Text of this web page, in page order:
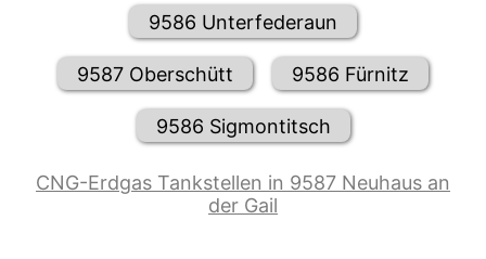
9586 Unterfederaun
9587 Oberschütt 9586 Fürnitz
9586 Sigmontitsch
CNG-Erdgas Tankstellen in 9587 Neuhaus an
der Gail